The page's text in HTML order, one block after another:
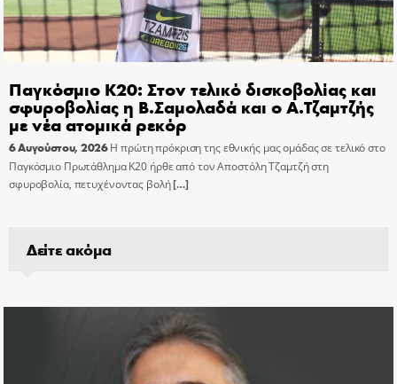
Παγκόσμιο Κ20: Στον τελικό δισκοβολίας και
σφυροβολίας η Β.Σαμολαδά και ο Α.Τζαμτζής
με νέα ατομικά ρεκόρ
6 Αυγούστου, 2026 Η πρώτη πρόκριση της εθνικής μας ομάδας σε τελικό στο
Παγκόσμιο Πρωτάθλημα Κ20 ήρθε από τον Αποστόλη Τζαμτζή στη
σφυροβολία, πετυχένοντας βολή[…]
Δείτε ακόμα